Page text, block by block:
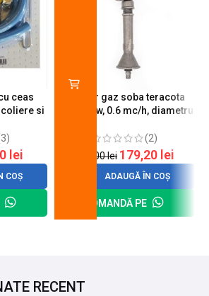
ceas
coliere si
lei
COȘ
Arzator gaz soba teracota
A600, 6 kw, 0.6 mc/h, diametru
(2)
200,00lei 179,20 lei
ADAUGĂ ÎN COȘ
COMANDĂ PE
RECENT